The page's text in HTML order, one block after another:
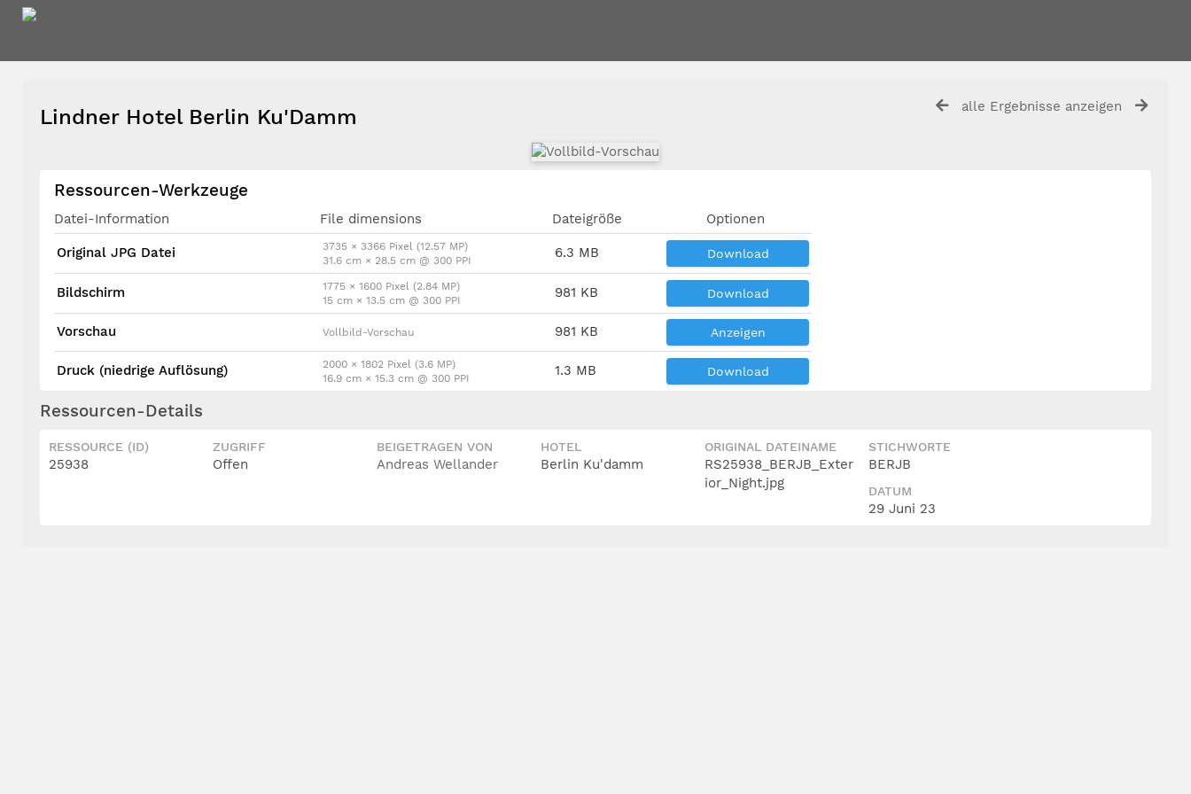
alle Ergebnisse anzeigen
Lindner Hotel Berlin Ku'Damm
Ressourcen-Werkzeuge
Datei-Information File dimensions Dateigröße Optionen
Original JPG Datei
3735 × 3366 Pixel (12.57 MP)
31.6 cm × 28.5 cm @ 300 PPI
6.3 MB Download
Bildschirm
1775 × 1600 Pixel (2.84 MP)
15 cm × 13.5 cm @ 300 PPI
981 KB Download
Vorschau Vollbild-Vorschau 981 KB Anzeigen
Druck (niedrige Auflösung)
2000 × 1802 Pixel (3.6 MP)
16.9 cm × 15.3 cm @ 300 PPI
1.3 MB Download
Ressourcen-Details
RESSOURCE (ID)
25938
ZUGRIFF
Offen
BEIGETRAGEN VON
Andreas Wellander
HOTEL
Berlin Ku'damm
ORIGINAL DATEINAME
RS25938_BERJB_Exter
ior_Night.jpg
STICHWORTE
BERJB
DATUM
29 Juni 23